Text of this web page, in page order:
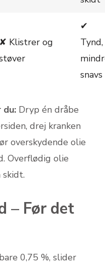
✘ Klistrer og
✔
Tynd,
snavs
du: Dryp én dråbe
drej kranken
overskydende olie
Overflødig olie
– Før det
0,75 %, slider